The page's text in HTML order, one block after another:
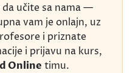
da učite sa nama —
vam je onlajn, uz
i priznate
i prijavu na kurs,
Online timu.